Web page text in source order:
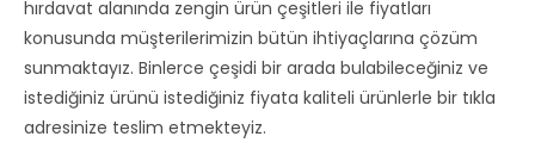
hırdavat alanında zengin ürün çeşitleri ile fiyatları
konusunda müşterilerimizin bütün ihtiyaçlarına çözüm
sunmaktayız. Binlerce çeşidi bir arada bulabileceğiniz ve
istediğiniz ürünü istediğiniz fiyata kaliteli ürünlerle bir tıkla
adresinize teslim etmekteyiz.